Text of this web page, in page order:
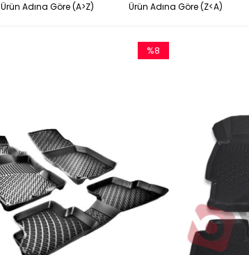
Ürün Adına Göre (A>Z) Ürün Adına Göre (Z<A)
%8